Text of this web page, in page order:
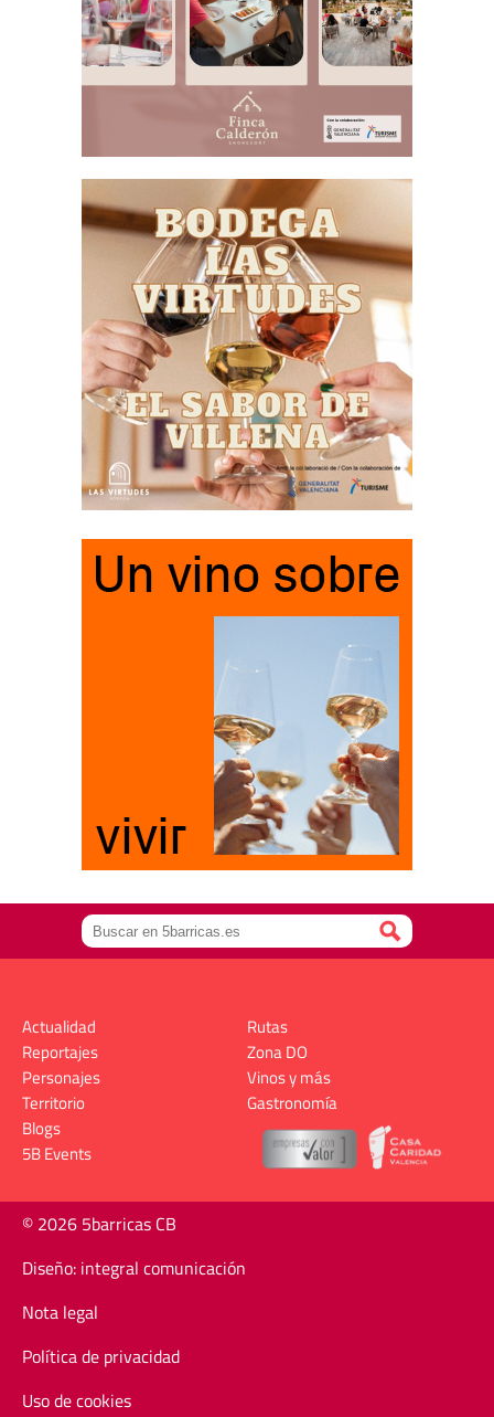
Actualidad
Reportajes
Personajes
Territorio
Rutas
Zona DO
Vinos y más
Gastronomía
Blogs
5B Events
© 2026 5barricas CB
Diseño: integral comunicación
Nota legal
Política de privacidad
Uso de cookies